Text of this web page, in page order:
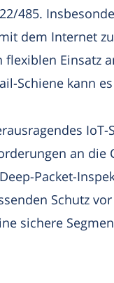
485.
dem Internet
Einsatz
Schiene kann
an
Packet-
Schutz
sichere